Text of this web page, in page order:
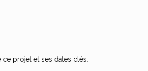
ce projet et ses dates clés.